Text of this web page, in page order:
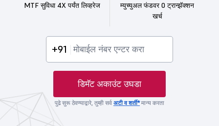
MTF सुविधा 4X पर्यंत लिव्हरेज
म्युच्युअल फंडवर 0 ट्रान्झॅक्शन
खर्च
+91
डिमॅट अकाउंट उघडा
पुढे सुरू ठेवण्याद्वारे, तुम्ही सर्व अटी व शर्ती*मान्य करता